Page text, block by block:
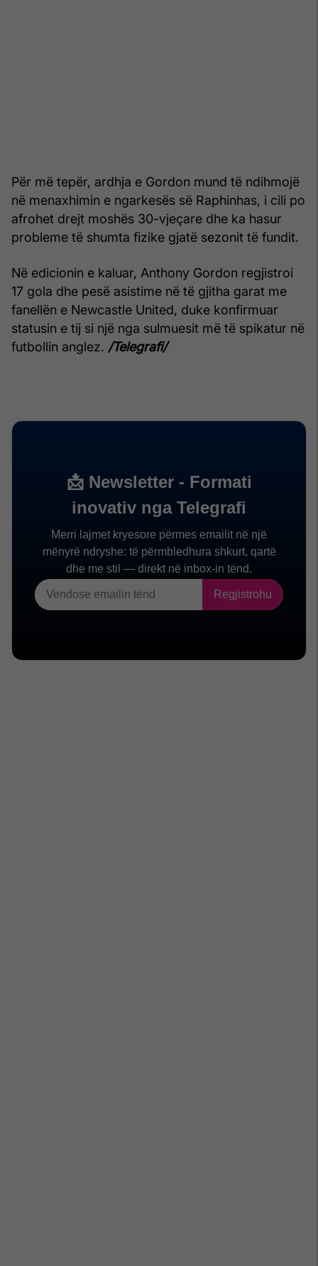
Për më tepër, ardhja e Gordon mund të ndihmojë
në menaxhimin e ngarkesës së Raphinhas, i cili po
afrohet drejt moshës 30-vjeçare dhe ka hasur
probleme të shumta fizike gjatë sezonit të fundit.
Në edicionin e kaluar, Anthony Gordon regjistroi
17 gola dhe pesë asistime në të gjitha garat me
fanellën e Newcastle United, duke konfirmuar
statusin e tij si një nga sulmuesit më të spikatur në
futbollin anglez. /Telegrafi/